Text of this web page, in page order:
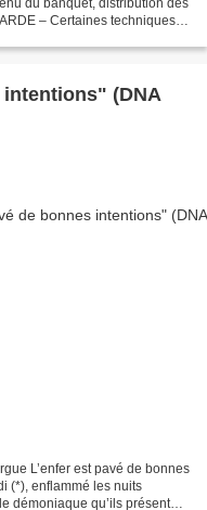
– Certaines techniques
intentions" (DNA
L’enfer est pavé de bonnes
(*), enflammé les nuits
démoniaque qu’ils présentent